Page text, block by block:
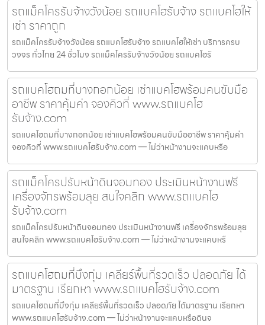
รถแม็คโครรับจ้างวังน้อย รถแบคโฮรับจ้าง รถแบคโฮให้
เช่า ราคาถูก
รถแม็คโครรับจ้างวังน้อย รถแบคโฮรับจ้าง รถแบคโฮให้เช่า บริการครบ
วงจร ทั่วไทย 24 ชั่วโมง รถแม็คโครรับจ้างวังน้อย รถแบคโฮรั
รถแบคโฮถมที่บางกอกน้อย เช่าแบคโฮพร้อมคนขับมือ
อาชีพ ราคาคุ้มค่า จองคิวที่ www.รถแบคโฮ
รับจ้าง.com
รถแบคโฮถมที่บางกอกน้อย เช่าแบคโฮพร้อมคนขับมืออาชีพ ราคาคุ้มค่า
จองคิวที่ www.รถแบคโฮรับจ้าง.com — ไม่ว่าหน้างานจะแคบหรือ
รถแม็คโครปรับหน้าดินจอมทอง ประเมินหน้างานฟรี
เครื่องจักรพร้อมลุย สนใจคลิก www.รถแบคโฮ
รับจ้าง.com
รถแม็คโครปรับหน้าดินจอมทอง ประเมินหน้างานฟรี เครื่องจักรพร้อมลุย
สนใจคลิก www.รถแบคโฮรับจ้าง.com — ไม่ว่าหน้างานจะแคบหรื
รถแบคโฮถมที่บึงกุ่ม เคลียร์พื้นที่รวดเร็ว ปลอดภัย ได้
มาตรฐาน เรียกหา www.รถแบคโฮรับจ้าง.com
รถแบคโฮถมที่บึงกุ่ม เคลียร์พื้นที่รวดเร็ว ปลอดภัย ได้มาตรฐาน เรียกหา
www.รถแบคโฮรับจ้าง.com — ไม่ว่าหน้างานจะแคบหรือดินจ